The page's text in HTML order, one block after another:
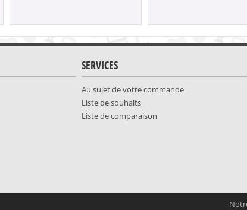
SERVICES
Au sujet de votre commande
Liste de souhaits
Liste de comparaison